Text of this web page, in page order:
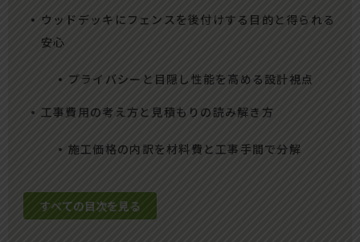
ウッドデッキにフェンスを後付けする目的と得られる
安心
プライバシーと目隠し性能を高める設計視点
工事費用の考え方と見積もりの読み解き方
施工価格の内訳を材料費と工事手間で分解
すべての目次を見る